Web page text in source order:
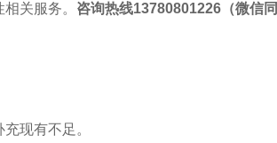
关服务。 咨询热线13780801226（微信同
现有不足。